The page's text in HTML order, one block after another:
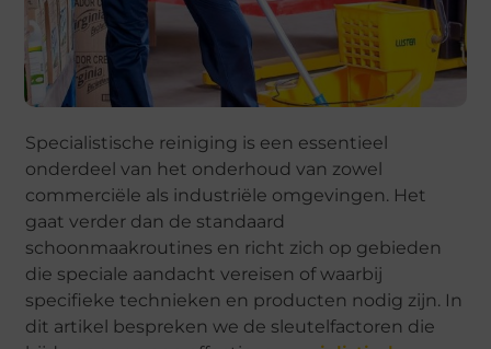
Specialistische reiniging is een essentieel
onderdeel van het onderhoud van zowel
commerciële als industriële omgevingen. Het
gaat verder dan de standaard
schoonmaakroutines en richt zich op gebieden
die speciale aandacht vereisen of waarbij
specifieke technieken en producten nodig zijn. In
dit artikel bespreken we de sleutelfactoren die